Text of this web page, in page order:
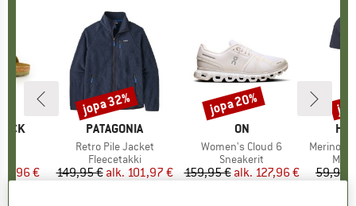
hinta
71,96 €
MERKKI
PATAGONIA
Tuote
Retro Pile Jacket
Tuoteryhmä
Fleecetakki
Hinta
149,95 € Alennettu hinta
alk. 101,97 €
Alennus
jopa 32%
MERKKI
ON
Tuote
Women's Cloud 6
Tuoteryhmä
Sneakerit
Hinta
159,95 € Alennettu hinta
alk. 127,96 €
Alennus
jopa 20%
Tuote
MerinoMix150
59,95 €